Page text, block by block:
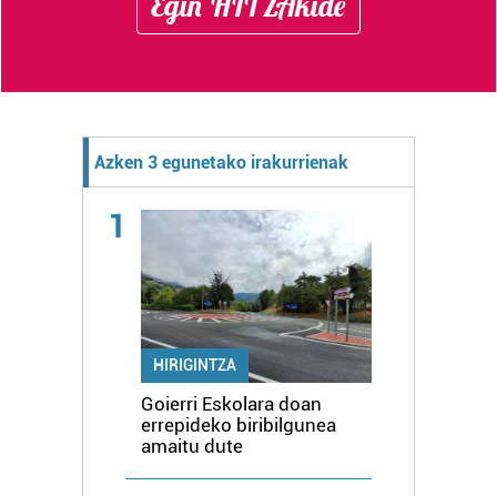
Azken 3 egunetako irakurrienak
1
HIRIGINTZA
Goierri Eskolara doan
errepideko biribilgunea
amaitu dute